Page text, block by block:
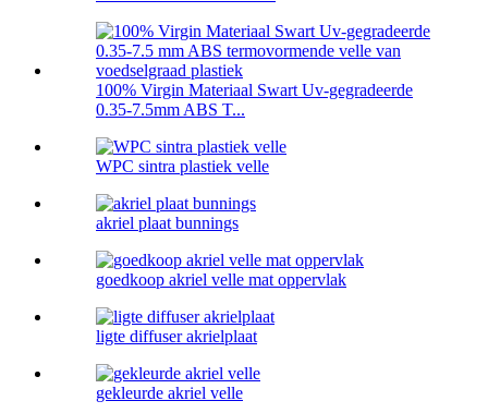
100% Virgin Materiaal Swart Uv-gegradeerde
0.35-7.5mm ABS T...
WPC sintra plastiek velle
akriel plaat bunnings
goedkoop akriel velle mat oppervlak
ligte diffuser akrielplaat
gekleurde akriel velle